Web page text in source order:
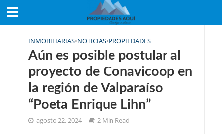
INMOBILIARIAS•NOTICIAS•PROPIEDADES
Aún es posible postular al
proyecto de Conavicoop en
la región de Valparaíso
“Poeta Enrique Lihn”
agosto 22, 2024 2 Min Read